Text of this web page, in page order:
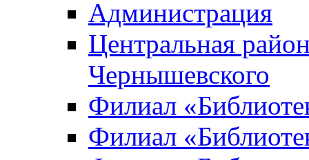
Администрация
Центральная
Чернышевского
Филиал
Филиал